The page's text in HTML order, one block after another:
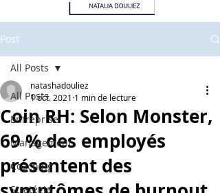
Post
All Posts
Entreprise
Management
Coaching
Stratégie
All Posts
Coin RH: Selon Monster,
69 % des employés
présentent des
natashadouliez
1 oct. 2021 1 min de lecture